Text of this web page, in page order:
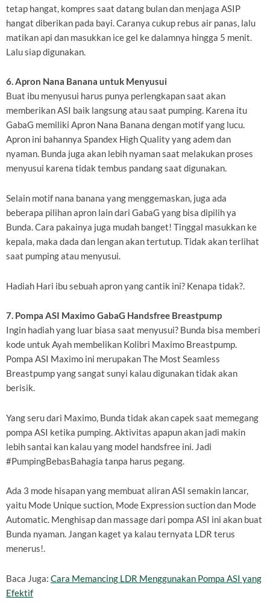
tetap hangat, kompres saat datang bulan dan menjaga ASIP
hangat diberikan pada bayi. Caranya cukup rebus air panas, lalu
matikan api dan masukkan ice gel ke dalamnya hingga 5 menit.
Lalu siap digunakan.
6. Apron Nana Banana untuk Menyusui
Buat ibu menyusui harus punya perlengkapan saat akan
memberikan ASI baik langsung atau saat pumping. Karena itu
GabaG memiliki Apron Nana Banana dengan motif yang lucu.
Apron ini bahannya Spandex High Quality yang adem dan
nyaman. Bunda juga akan lebih nyaman saat melakukan proses
menyusui karena tidak tembus pandang saat digunakan.
Selain motif nana banana yang menggemaskan, juga ada
beberapa pilihan apron lain dari GabaG yang bisa dipilih ya
Bunda. Cara pakainya juga mudah banget! Tinggal masukkan ke
kepala, maka dada dan lengan akan tertutup. Tidak akan terlihat
saat pumping atau menyusui.
Hadiah Hari ibu sebuah apron yang cantik ini? Kenapa tidak?.
7. Pompa ASI Maximo GabaG Handsfree Breastpump
Ingin hadiah yang luar biasa saat menyusui? Bunda bisa memberi
kode untuk Ayah membelikan Kolibri Maximo Breastpump.
Pompa ASI Maximo ini merupakan The Most Seamless
Breastpump yang sangat sunyi kalau digunakan tidak akan
berisik.
Yang seru dari Maximo, Bunda tidak akan capek saat memegang
pompa ASI ketika pumping. Aktivitas apapun akan jadi makin
lebih santai kan kalau yang model handsfree ini. Jadi
#PumpingBebasBahagia tanpa harus pegang.
Ada 3 mode hisapan yang membuat aliran ASI semakin lancar,
yaitu Mode Unique suction, Mode Expression suction dan Mode
Automatic. Menghisap dan massage dari pompa ASI ini akan buat
Bunda nyaman. Jangan kaget ya kalau ternyata LDR terus
menerus!.
Baca Juga: Cara Memancing LDR Menggunakan Pompa ASI yang
Efektif